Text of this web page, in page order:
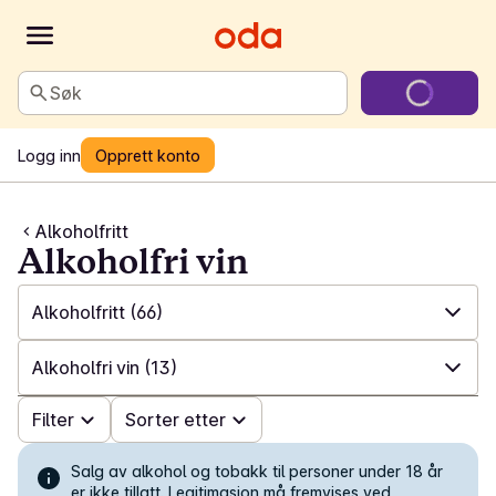
Søk
Logg inn Opprett konto
Alkoholfritt
Alkoholfri vin
Alkoholfritt (66)
✓ Alle (825)
✓ Alkoholfritt (66)
Alkoholfri vin (13)
✓ Alle (66)
✓ Alkoholfri Sparkling tea og Botanisk (15)
Filter Sorter etter
Salg av alkohol og tobakk til personer under 18 år
er ikke tillatt. Legitimasjon må fremvises ved